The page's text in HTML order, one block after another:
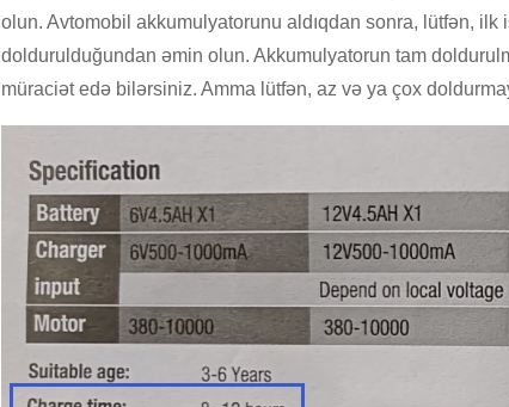
olun. Avtomobil akkumulyatorunu aldıqdan sonra, lütfən,
doldurulduğundan əmin olun. Akkumulyatorun tam
müraciət edə bilərsiniz. Amma lütfən, az və ya çox